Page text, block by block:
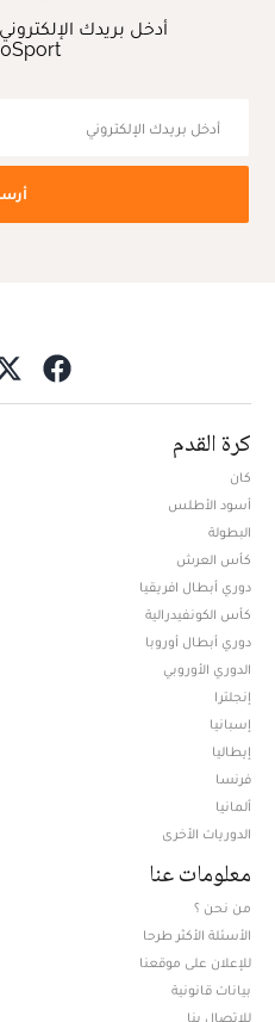
أدخل بريدك
كرة القدم
كان
أسود الأطلس
البطولة
كأس العرش
دوري أبطال افريقيا
كأس الكونفيدرالية
دوري أبطال أوروبا
الدوري الأوروبي
إنجلترا
إسبانيا
إيطاليا
فرنسا
ألمانيا
الدوريات الأخرى
معلومات عنا
من نحن ؟
الأسئلة الأكثر طرحا
للإعلان على موقعنا
بيانات قانونية
للإتصال بنا